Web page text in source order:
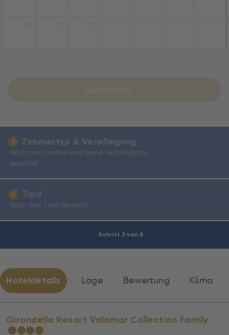
Schritt 2 von 5
3 Zimmertyp & Verpflegung
Noch kein Zimmer und keine Verpflegung
gewählt.
4 Tarif
Noch kein Tarif gewählt
Hoteldetails Lage Bewertung Klima
Girandella Resort Valamar Collection Family
★★★★